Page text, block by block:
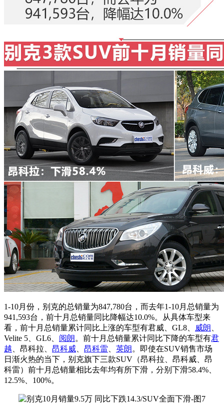
1-10月份，别克的总销量为847,780台，而去年1-10月总销量为
941,593台，前十月总销量同比降幅达10.0%。从具体车型来
看，前十月总销量累计同比上涨的车型有君威、GL8、
威朗
Velite 5、GL6、 阅朗。前十月总销量累计同比下降的车型有君
越 、昂科拉、 昂科威 昂科雷 英朗。即使在SUV销售市场
日渐火热的当下，别克旗下三款SUV（昂科拉、昂科威、昂
科雷）前十月总销量相比去年均有所下滑，分别下滑58.4%、
12.5%、100%。